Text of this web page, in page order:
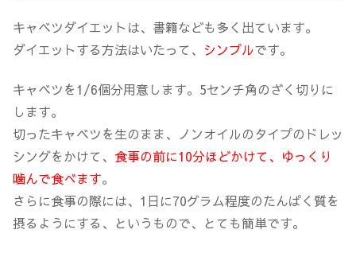
キャベツダイエットは、書籍なども多く出ています。
ダイエットする方法はいたって、 シンプルです。
キャベツを1/6個分用意します。5センチ角のざく切りに
します。
切ったキャベツを生のまま、ノンオイルのタイプのドレッ
シングをかけて、 食事の前に10分ほどかけて、ゆっくり
噛んで食べます。
さらに食事の際には、1日に70グラム程度のたんぱく質を
摂るようにする、というもので、とても簡単です。